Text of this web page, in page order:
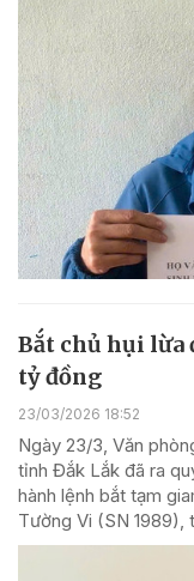
Bắt chủ hụi lừa
tỷ đồng
23/03/2026 18:52
Ngày 23/3, Văn
tỉnh Đắk Lắk đã ra
hành lệnh bắt tạm
Tường Vi (SN 1989),